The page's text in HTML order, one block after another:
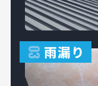
03 雨漏り